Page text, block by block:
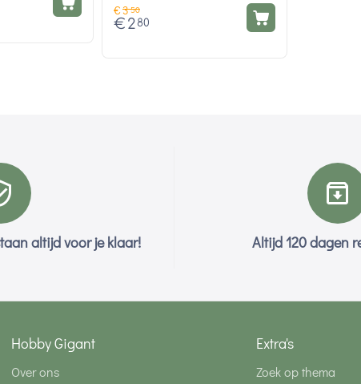
€3 50
€ 2 80
altijd voor je klaar! Altijd 120 dagen
Hobby Gigant
Over ons
Extra's
Zoek op thema